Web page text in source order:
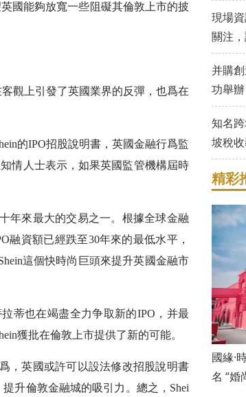
國能夠放寬一些阻礙其倫敦上市的披
觀上引發了英國業界的反彈，也爲在
的IPO招股說明書，英國金融行爲監
情人士表示，如果英國監管機構屆時
年來最大的交易之一。根據全球金融
融資額已經跌至30年來的最低水平，
這個快時尚巨頭來提升英國金融市
蒂也在竭盡全力争取新的IPO，并最
獲批在倫敦上市提供了新的可能。
，英國或許可以設法修改招股說明書
升倫敦金融城的吸引力。總之，Shei
現場
關注
并購
功舉辦
知名
坡稅
精彩
國緣·
名 “婚